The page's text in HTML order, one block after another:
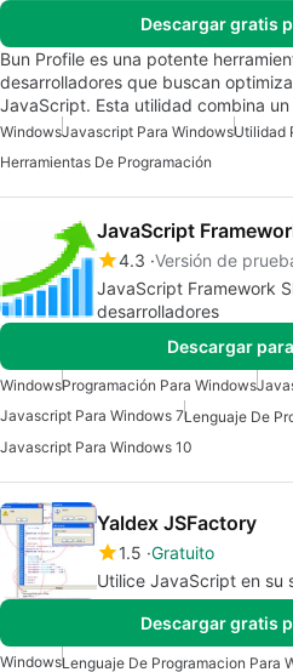
Descargar gratis
Bun Profile es una potente
desarrolladores que buscan
JavaScript. Esta utilidad combina
WindowsJavascript Para WindowsUtilidad
Herramientas De Programación
JavaScript
4.3 Versión de
JavaScript Framework
desarrolladores
Descargar
WindowsProgramación Para Windows
Javascript Para Windows 7
Javascript Para Windows 10
Yaldex JSFactory
1.5 Gratuito
Utilice JavaScript en su
Descargar gratis
Windows